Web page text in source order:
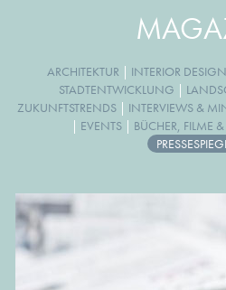
ARCHITEKTUR | INTERIOR DESIGN
STADTENTWICKLUNG |
ZUKUNFTSTRENDS | INTERVIEWS &
| EVENTS | BÜCHER, FILME